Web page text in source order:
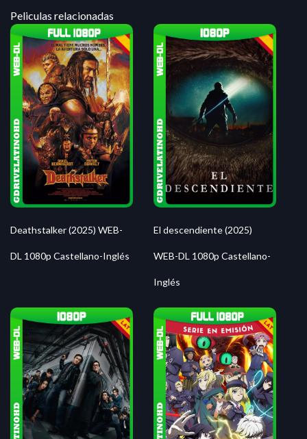
Peliculas relacionadas
Deathstalker (2025) WEB-
DL 1080p Castellano-Inglés
El descendiente (2025)
WEB-DL 1080p Castellano-
Inglés